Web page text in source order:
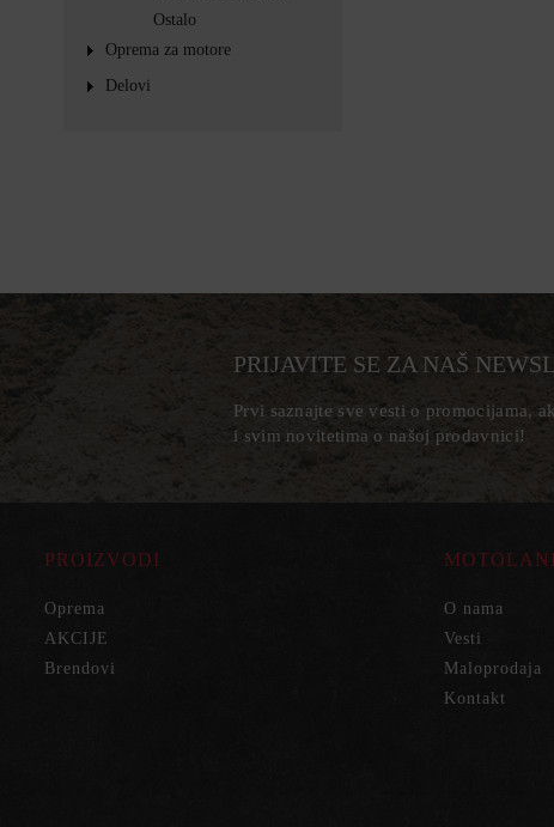
Ostalo
Oprema za motore
Delovi
PRIJAVITE SE ZA NAŠ
Prvi saznajte sve vesti o promocijama,
i svim novitetima o našoj prodavnici!
PROIZVODI
Oprema
AKCIJE
Brendovi
O nama
Vesti
Maloprodaja
Kontakt